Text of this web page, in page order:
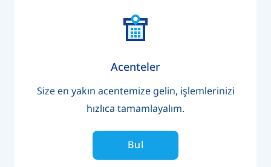
Acenteler
Size en yakın acentemize gelin, işlemlerinizi
hızlıca tamamlayalım.
Bul